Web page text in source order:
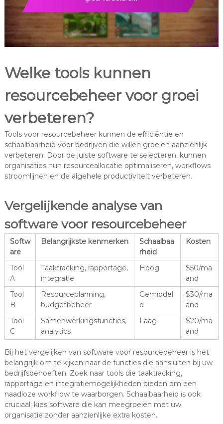
Welke tools kunnen
resourcebeheer voor groei
verbeteren?
Tools voor resourcebeheer kunnen de efficiëntie en
schaalbaarheid voor bedrijven die willen groeien aanzienlijk
verbeteren. Door de juiste software te selecteren, kunnen
organisaties hun resourceallocatie optimaliseren, workflows
stroomlijnen en de algehele productiviteit verbeteren.
Vergelijkende analyse van
software voor resourcebeheer
Softw
are
Belangrijkste kenmerken
Schaalbaa
rheid
Kosten
Tool
A
Taaktracking, rapportage,
integratie
Hoog
$50/ma
and
Tool
B
Resourceplanning,
budgetbeheer
Gemiddel
d
$30/ma
and
Tool
C
Samenwerkingsfuncties,
analytics
Laag
$20/ma
and
Bij het vergelijken van software voor resourcebeheer is het
belangrijk om te kijken naar de functies die aansluiten bij uw
bedrijfsbehoeften. Zoek naar tools die taaktracking,
rapportage en integratiemogelijkheden bieden om een
naadloze workflow te waarborgen. Schaalbaarheid is ook
cruciaal; kies software die kan meegroeien met uw
organisatie zonder aanzienlijke extra kosten.